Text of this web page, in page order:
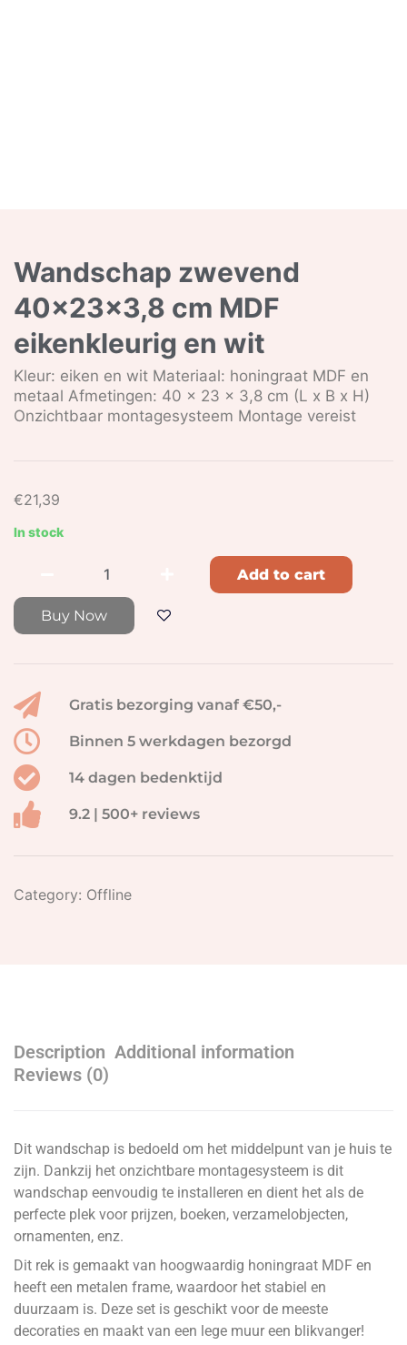
Wandschap zwevend
40x23x3,8 cm MDF
eikenkleurig en wit
Kleur: eiken en wit Materiaal: honingraat MDF en
metaal Afmetingen: 40 x 23 x 3,8 cm (L x B x H)
Onzichtbaar montagesysteem Montage vereist
€21,39
In stock
Buy Now
Add to cart
Gratis bezorging vanaf €50,-
Binnen 5 werkdagen bezorgd
14 dagen bedenktijd
9.2 | 500+ reviews
Category: Offline
Description Additional information
Reviews (0)
Dit wandschap is bedoeld om het middelpunt van je huis te
zijn. Dankzij het onzichtbare montagesysteem is dit
wandschap eenvoudig te installeren en dient het als de
perfecte plek voor prijzen, boeken, verzamelobjecten,
ornamenten, enz.
Dit rek is gemaakt van hoogwaardig honingraat MDF en
heeft een metalen frame, waardoor het stabiel en
duurzaam is. Deze set is geschikt voor de meeste
decoraties en maakt van een lege muur een blikvanger!